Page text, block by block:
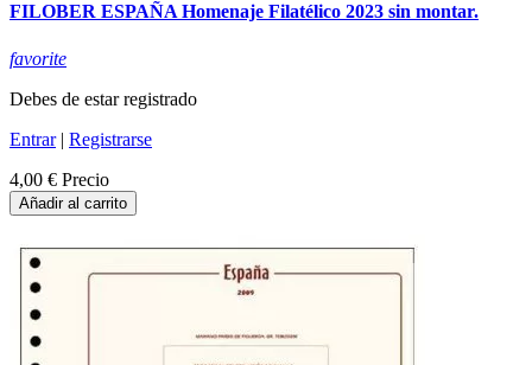
FILOBER ESPAÑA Homenaje Filatélico 2023 sin montar.
favorite
Debes de estar registrado
Entrar| Registrarse
4,00 € Precio
Añadir al carrito